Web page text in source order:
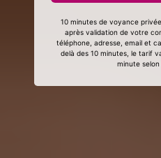
10 minutes de voyance
après validation de votre
téléphone, adresse, email et
delà des 10 minutes, le tarif
minute